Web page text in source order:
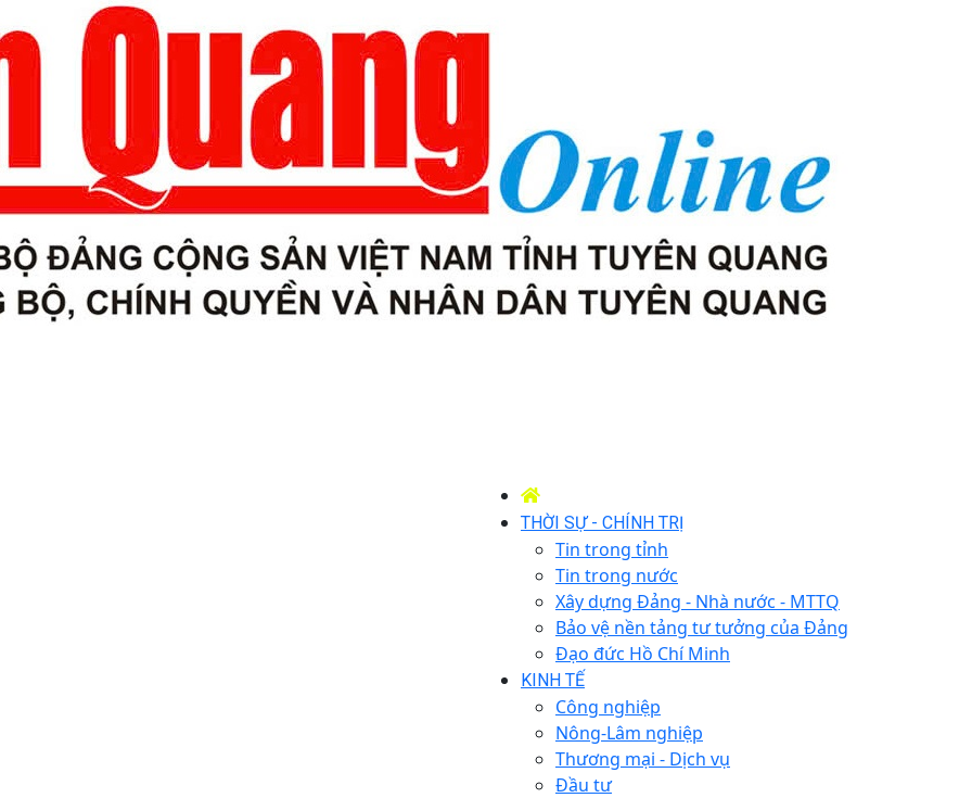
THỜI SỰ - CHÍNH TRỊ
Tin trong tỉnh
Tin trong nước
Xây dựng Đảng - Nhà nước - MTTQ
Bảo vệ nền tảng tư tưởng của Đảng
Đạo đức Hồ Chí Minh
KINH TẾ
Công nghiệp
Nông-Lâm nghiệp
Thương mại - Dịch vụ
Đầu tư